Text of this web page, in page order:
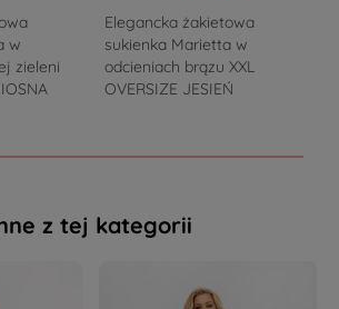
w
zieleni
Elegancka żakietowa
sukienka Marietta w
odcieniach brązu XXL
OVERSIZE JESIEŃ
z tej kategorii